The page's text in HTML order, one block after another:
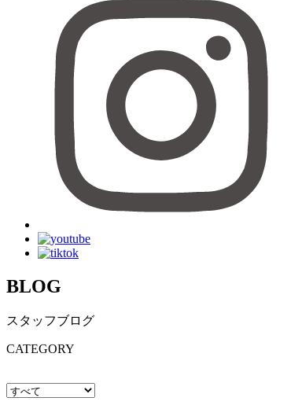
BLOG
スタッフブログ
CATEGORY